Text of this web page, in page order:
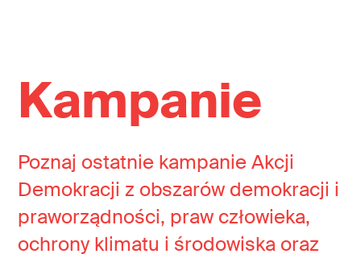
Kampanie
Poznaj ostatnie kampanie Akcji
Demokracji z obszarów demokracji i
praworządności, praw człowieka,
ochrony klimatu i środowiska oraz